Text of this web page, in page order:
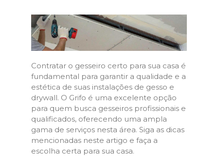
Contratar o gesseiro certo para sua casa é
fundamental para garantir a qualidade e a
estética de suas instalações de gesso e
drywall. O Grifo é uma excelente opção
para quem busca gesseiros profissionais e
qualificados, oferecendo uma ampla
gama de serviços nesta área. Siga as dicas
mencionadas neste artigo e faça a
escolha certa para sua casa.